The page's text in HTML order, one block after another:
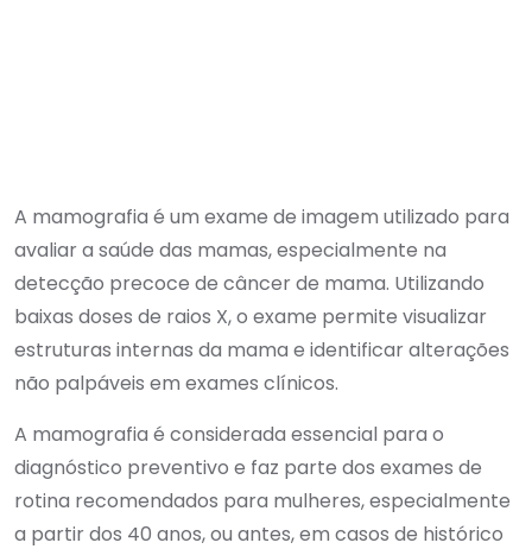
A mamografia é um exame de imagem utilizado para
avaliar a saúde das mamas, especialmente na
detecção precoce de câncer de mama. Utilizando
baixas doses de raios X, o exame permite visualizar
estruturas internas da mama e identificar alterações
não palpáveis em exames clínicos.
A mamografia é considerada essencial para o
diagnóstico preventivo e faz parte dos exames de
rotina recomendados para mulheres, especialmente
a partir dos 40 anos, ou antes, em casos de histórico